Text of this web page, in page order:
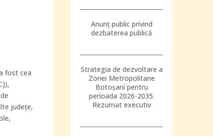
fost cea
judeţe,
Anunț public privind
dezbaterea publică
Strategia de dezvoltare a
Zonei Metropolitane
Botoșani pentru
perioada 2026-2035.
Rezumat executiv